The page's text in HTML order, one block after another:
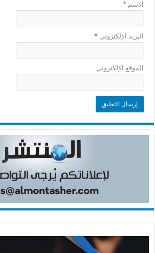
الاسم*
البريد الإلكتروني*
الموقع الإلكتروني